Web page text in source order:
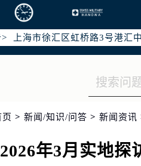
北京市朝阳区建国门外大街
天津市和平区赤峰道136号天
上海市徐汇区虹桥路3号港汇
上海市黄浦区南京东路299号
常州市新北区龙锦路1590号
扬州市邗江区国展路29号星
泰州市海陵区永定东路399号
> 新闻/知识/问答 > 新闻资讯
2026年3月实地探